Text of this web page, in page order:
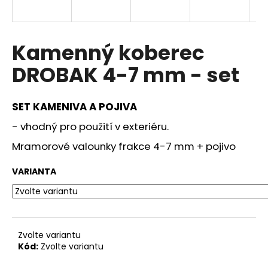
Kamenný koberec
DROBAK 4-7 mm - set
SET KAMENIVA A POJIVA
- vhodný pro použití v exteriéru.
Mramorové valounky frakce 4-7 mm + pojivo
VARIANTA
Zvolte variantu
Kód: Zvolte variantu
í
t
?
D
p
o